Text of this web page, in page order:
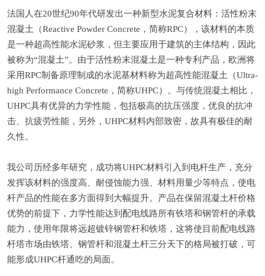
法国人在20世纪90年代研发出一种新型水泥复合材料：活性粉末
混凝土（Reactive Powder Concrete，简称RPC），该材料的本质
是一种超高性能水泥砂浆，但主要应用于建筑的主体结构，因此
被称为“混凝土”。由于活性粉末混凝土是一种专利产品，欧洲将
采用RPC制备原理制成的水泥基材料称为超高性能混凝土（Ultra-
high Performance Concrete，简称UHPC）。与传统混凝土相比，
UHPC具有优异的力学性能，包括极高的抗压强度，优良的抗冲
击、抗疲劳性能，另外，UHPC材料内部致密，故具有极佳的耐
久性。
我公司历经多年研究，成功将UHPC材料引入到电杆生产，充分
发挥该材料的强度高、耐侵蚀能力强、材料用量少等特点，使电
杆产品的性能在多方面得到大幅提升。产品在保留混凝土杆价格
优势的前提下，力学性能达到配电线路所有铁塔和钢管杆的承载
能力，使用年限将远超镀锌钢管杆和铁塔，这将使目前配电线路
杆塔市场由铁塔、钢管杆和混凝土杆三分天下的格局被打破，可
能形成UHPC杆通吃的局面。